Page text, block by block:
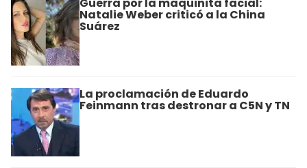
Natalie Weber criticó a la China
Suárez
La proclamación de Eduardo
Feinmann tras destronar a C5N y TN